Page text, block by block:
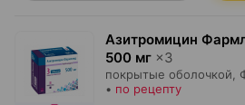
Азитромицин
500 мг ×3
покрытые оболочкой,
• по рецепту